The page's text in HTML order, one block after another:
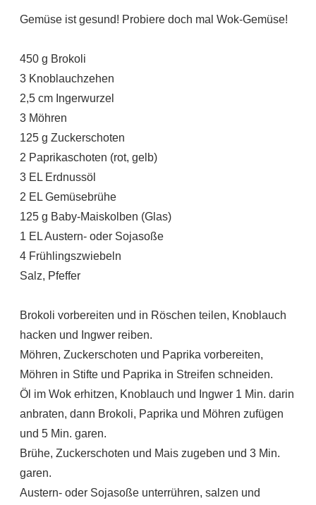
Gemüse ist gesund! Probiere doch mal Wok-Gemüse!
450 g Brokoli
3 Knoblauchzehen
2,5 cm Ingerwurzel
3 Möhren
125 g Zuckerschoten
2 Paprikaschoten (rot, gelb)
3 EL Erdnussöl
2 EL Gemüsebrühe
125 g Baby-Maiskolben (Glas)
1 EL Austern- oder Sojasoße
4 Frühlingszwiebeln
Salz, Pfeffer
Brokoli vorbereiten und in Röschen teilen, Knoblauch
hacken und Ingwer reiben.
Möhren, Zuckerschoten und Paprika vorbereiten,
Möhren in Stifte und Paprika in Streifen schneiden.
Öl im Wok erhitzen, Knoblauch und Ingwer 1 Min. darin
anbraten, dann Brokoli, Paprika und Möhren zufügen
und 5 Min. garen.
Brühe, Zuckerschoten und Mais zugeben und 3 Min.
garen.
Austern- oder Sojasoße unterrühren, salzen und